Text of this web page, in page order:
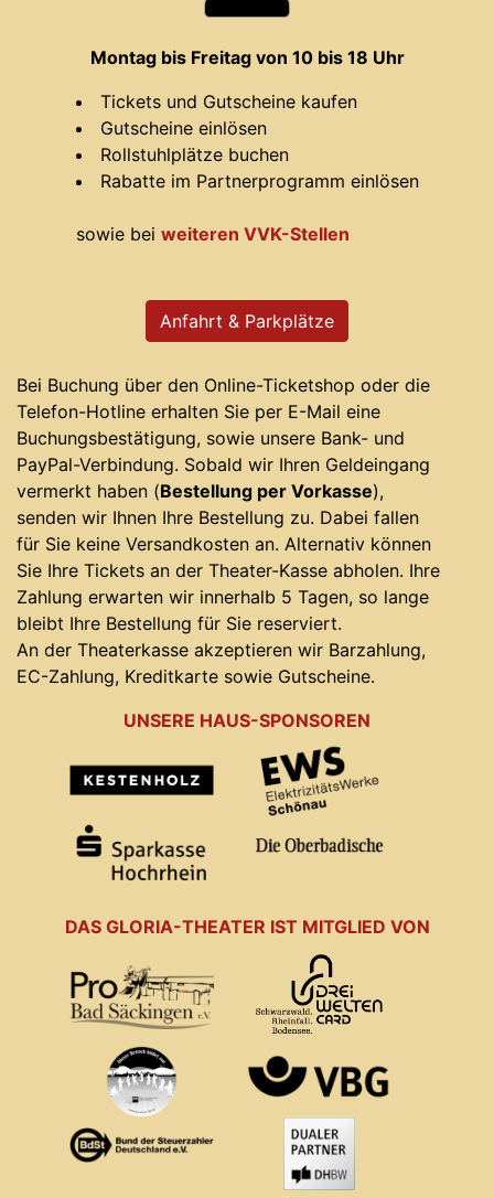
Montag bis Freitag von 10 bis 18 Uhr
Tickets und Gutscheine kaufen
Gutscheine einlösen
Rollstuhlplätze buchen
Rabatte im Partnerprogramm einlösen
sowie bei weiteren VVK-Stellen
Anfahrt & Parkplätze
Bei Buchung über den Online-Ticketshop oder die
Telefon-Hotline erhalten Sie per E-Mail eine
Buchungsbestätigung, sowie unsere Bank- und
PayPal-Verbindung. Sobald wir Ihren Geldeingang
vermerkt haben (Bestellung per Vorkasse),
senden wir Ihnen Ihre Bestellung zu. Dabei fallen
für Sie keine Versandkosten an. Alternativ können
Sie Ihre Tickets an der Theater-Kasse abholen. Ihre
Zahlung erwarten wir innerhalb 5 Tagen, so lange
bleibt Ihre Bestellung für Sie reserviert.
An der Theaterkasse akzeptieren wir Barzahlung,
EC-Zahlung, Kreditkarte sowie Gutscheine.
UNSERE HAUS-SPONSOREN
DAS GLORIA-THEATER IST MITGLIED VON